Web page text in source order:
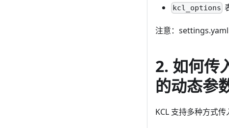
kcl_options
注意：
2. 如何传
的动态参
KCL 支持多种方式